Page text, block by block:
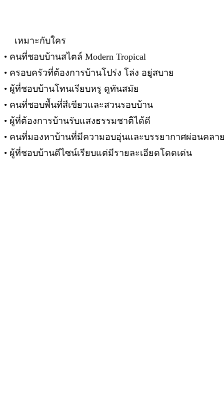
เหมาะกับใคร
• คนที่ชอบบ้านสไตล์ Modern Tropical
• ครอบครัวที่ต้องการบ้านโปร่ง โล่ง อยู่สบาย
• ผู้ที่ชอบบ้านโทนเรียบหรู ดูทันสมัย
• คนที่ชอบพื้นที่สีเขียวและสวนรอบบ้าน
• ผู้ที่ต้องการบ้านรับแสงธรรมชาติได้ดี
• คนที่มองหาบ้านที่มีความอบอุ่นและบรรยากาศผ่อนคลา
• ผู้ที่ชอบบ้านดีไซน์เรียบแต่มีรายละเอียดโดดเด่น